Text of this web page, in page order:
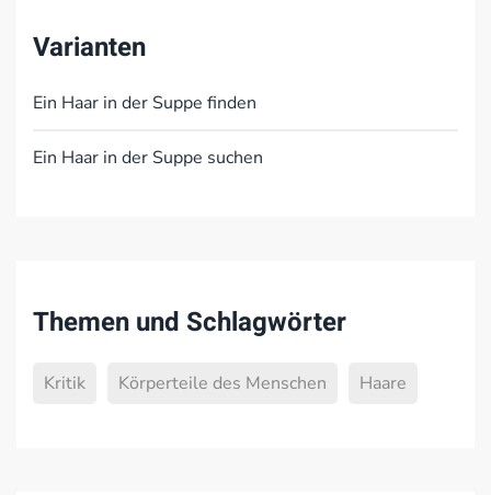
Varianten
Ein Haar in der Suppe finden
Ein Haar in der Suppe suchen
Themen und Schlagwörter
Kritik Körperteile des Menschen Haare